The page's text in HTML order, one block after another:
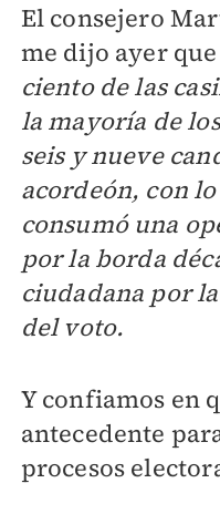
El consejero
me dijo ayer que
ciento de las
la mayoría de
seis y nueve
acordeón, con lo
consumó una
por la borda
ciudadana por
del voto.
Y confiamos en
antecedente
procesos